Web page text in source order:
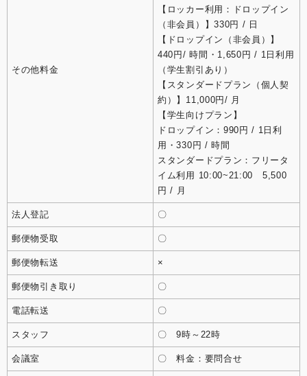
その他料金
【ロッカー利用：ドロップイン
（非会員）】330円 / 日
【ドロップイン（非会員）】
440円/ 時間・1,650円 / 1日利用
（学生割引あり）
【スタンダードプラン（個人契
約）】11,000円/ 月
【学生向けプラン】
ドロップイン：990円 / 1日利
用・330円 / 時間
スタンダードプラン：フリータ
イム利用 10:00~21:00 5,500
円 / 月
法人登記 〇
郵便物受取 〇
郵便物転送 ×
郵便物引き取り 〇
電話転送 〇
スタッフ 〇 9時～22時
会議室 〇 料金：要問合せ